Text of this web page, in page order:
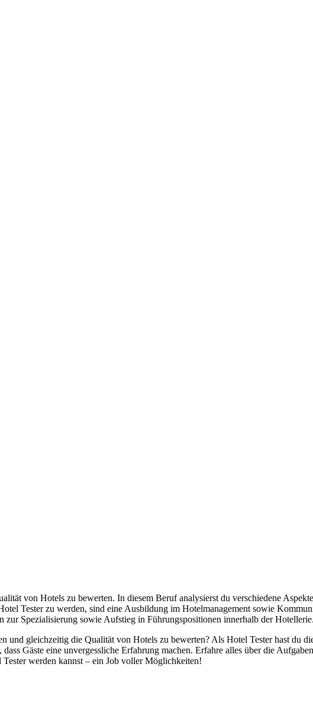
von Hotels zu bewerten. In diesem Beruf analysierst du verschiedene
Tester zu werden, sind eine Ausbildung im Hotelmanagement sowie
Spezialisierung sowie Aufstieg in Führungspositionen innerhalb der Hotellerie.
gleichzeitig die Qualität von Hotels zu bewerten? Als Hotel Tester hast du
Gäste eine unvergessliche Erfahrung machen. Erfahre alles über die
werden kannst – ein Job voller Möglichkeiten!